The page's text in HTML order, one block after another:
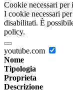
Cookie necessari
I cookie necessari
disabilitati. È
policy.
youtube.com
Nome
Tipologia
Proprieta
Descrizione